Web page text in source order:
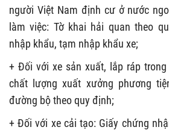
người Việt Nam định cư ở nước
làm việc: Tờ khai hải quan theo
nhập khẩu, tạm nhập khẩu xe;
+ Đối với xe sản xuất, lắp ráp
chất lượng xuất xưởng phương
đường bộ theo quy định;
+ Đối với xe cải tạo: Giấy chứng